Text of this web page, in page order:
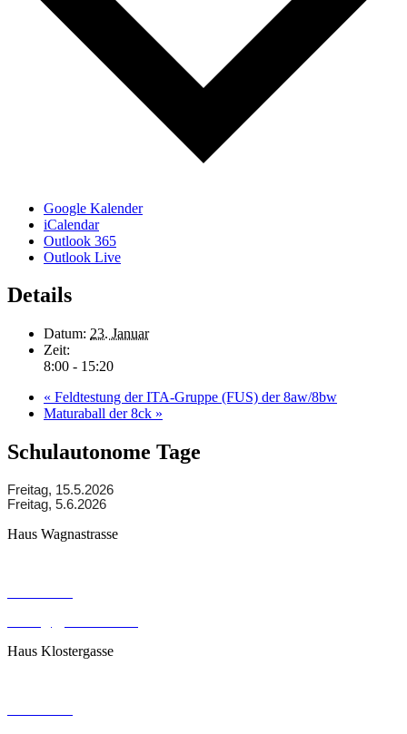
Google Kalender
iCalendar
Outlook 365
Outlook Live
Details
Datum: 23. Januar
Zeit:
8:00 - 15:20
« Feldtestung der ITA-Gruppe (FUS) der 8aw/8bw
Maturaball der 8ck »
Schulautonome Tage
Freitag, 15.5.2026
Freitag, 5.6.2026
Haus Wagnastrasse
Haus Klostergasse